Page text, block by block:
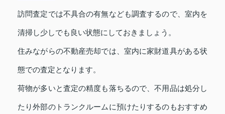
訪問査定では不具合の有無なども調査するので、室内を
清掃し少しでも良い状態にしておきましょう。
住みながらの不動産売却では、室内に家財道具がある状
態での査定となります。
荷物が多いと査定の精度も落ちるので、不用品は処分し
たり外部のトランクルームに預けたりするのもおすすめ